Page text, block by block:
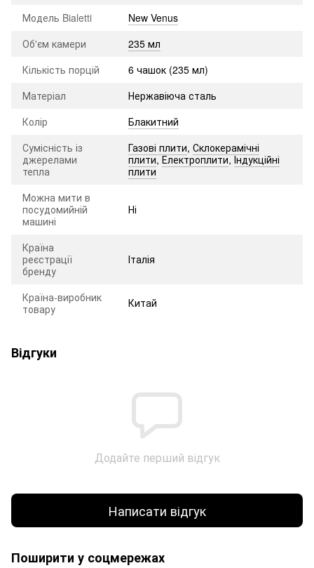
Модель Bialetti
New Venus
Об'єм камери
235 мл
Кількість порцій
6 чашок (235 мл)
Матеріал
Нержавіюча сталь
Колір
Блакитний
Сумісність із
джерелами
тепла
Газові плити, Склокерамічні
плити,Електроплити,Індукційні
плити
Можна мити в
посудомийній
машині
Ні
Країна
реєстрації
бренду
Італія
Країна-виробник
товару
Китай
Відгуки
Додайте перший відгук
Написати відгук
Поширити у соцмережах